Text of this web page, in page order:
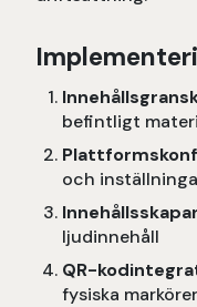
befintligt
och
ljudinnehåll
QR-
fysiska markörer